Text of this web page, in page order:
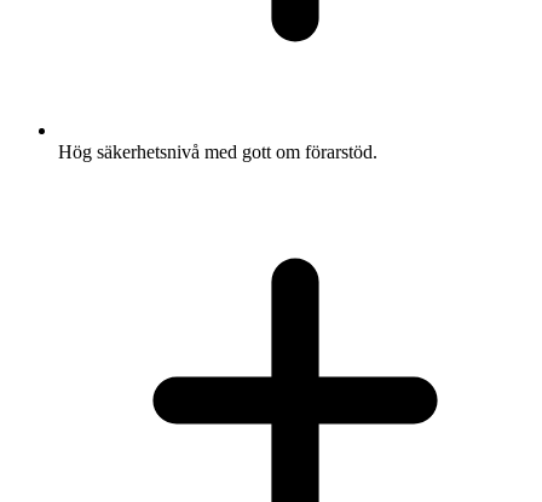
Hög säkerhetsnivå med gott om förarstöd.